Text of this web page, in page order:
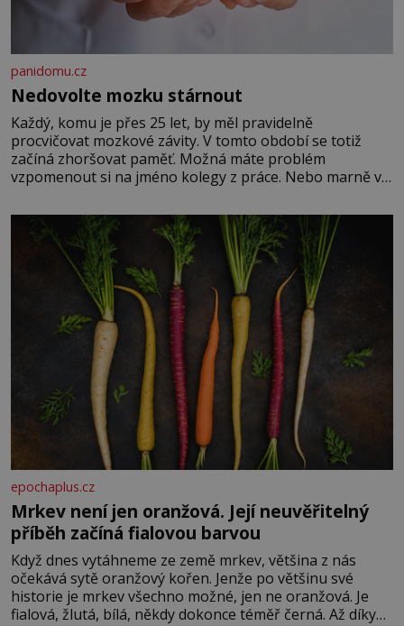
panidomu.cz
Nedovolte mozku stárnout
Každý, komu je přes 25 let, by měl pravidelně
procvičovat mozkové závity. V tomto období se totiž
začíná zhoršovat paměť. Možná máte problém
vzpomenout si na jméno kolegy z práce. Nebo marně v
Je to opravdu tak, s věkem jako kdyby se paměť
rozhodla stávkovat. Cvičte
epochaplus.cz
Mrkev není jen oranžová. Její neuvěřitelný
příběh začíná fialovou barvou
Když dnes vytáhneme ze země mrkev, většina z nás
očekává sytě oranžový kořen. Jenže po většinu své
historie je mrkev všechno možné, jen ne oranžová. Je
fialová, žlutá, bílá, někdy dokonce téměř černá. Až díky